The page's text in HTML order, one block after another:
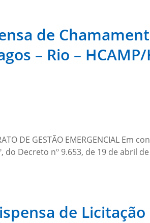
de
– Rio – HCAMP/
DE GESTÃO EMERGENCIAL
do Decreto nº 9.653, de 19 de abril
de Licitação